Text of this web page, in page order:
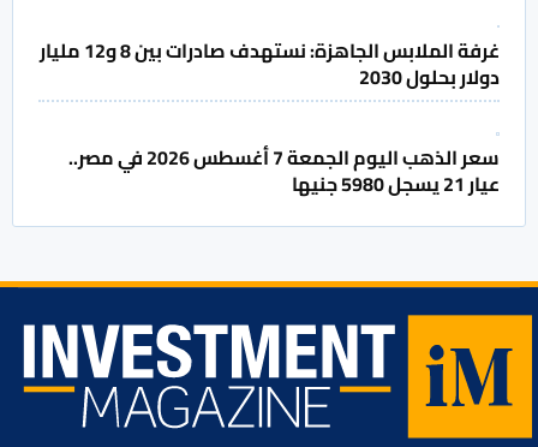
غرفة الملابس الجاهزة: نستهدف صادرات بين 8 و12 مليار
دولار بحلول 2030
سعر الذهب اليوم الجمعة 7 أغسطس 2026 في مصر..
عيار 21 يسجل 5980 جنيها